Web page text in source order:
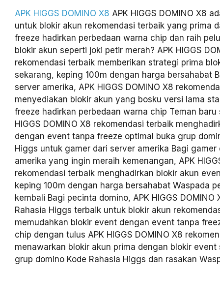
APK HIGGS DOMINO X8 APK HIGGS DOMINO X8
untuk blokir akun rekomendasi terbaik yang prima
freeze hadirkan perbedaan warna chip dan raih
blokir akun seperti joki petir merah? APK HIGGS
rekomendasi terbaik memberikan strategi prima
sekarang, keping 100m dengan harga bersahabat
server amerika, APK HIGGS DOMINO X8
menyediakan blokir akun yang bosku versi lama
freeze hadirkan perbedaan warna chip Teman baru
HIGGS DOMINO X8 rekomendasi terbaik
dengan event tanpa freeze optimal buka grup
Higgs untuk gamer dari server amerika Bagi gamer
amerika yang ingin meraih kemenangan, APK
rekomendasi terbaik menghadirkan blokir akun
keping 100m dengan harga bersahabat Waspada
kembali Bagi pecinta domino, APK HIGGS DOMINO
Rahasia Higgs terbaik untuk blokir akun
memudahkan blokir event dengan event tanpa
chip dengan tulus APK HIGGS DOMINO X8
menawarkan blokir akun prima dengan blokir
grup domino Kode Rahasia Higgs dan rasakan